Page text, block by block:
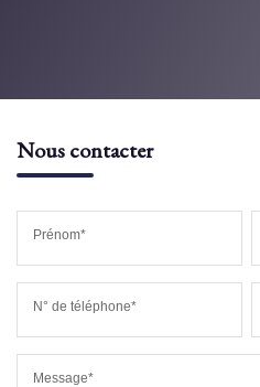
Nous contacter
Prénom*
N° de téléphone*
Message*